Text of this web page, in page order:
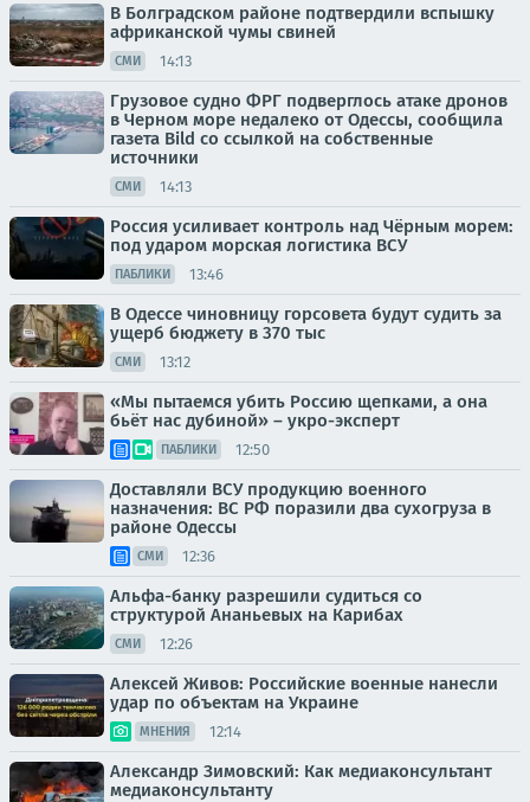
В Болградском районе подтвердили вспышку
африканской чумы свиней
СМИ 14:13
Грузовое судно ФРГ подверглось атаке дронов
в Черном море недалеко от Одессы, сообщила
газета Bild со ссылкой на собственные
источники
СМИ 14:13
Россия усиливает контроль над Чёрным морем:
под ударом морская логистика ВСУ
ПАБЛИКИ 13:46
В Одессе чиновницу горсовета будут судить за
ущерб бюджету в 370 тыс
СМИ 13:12
«Мы пытаемся убить Россию щепками, а она
бьёт нас дубиной» – укро-эксперт
ПАБЛИКИ 12:50
Доставляли ВСУ продукцию военного
назначения: ВС РФ поразили два сухогруза в
районе Одессы
СМИ 12:36
Альфа-банку разрешили судиться со
структурой Ананьевых на Карибах
СМИ 12:26
Алексей Живов: Российские военные нанесли
удар по объектам на Украине
МНЕНИЯ 12:14
Александр Зимовский: Как медиаконсультант
медиаконсультанту